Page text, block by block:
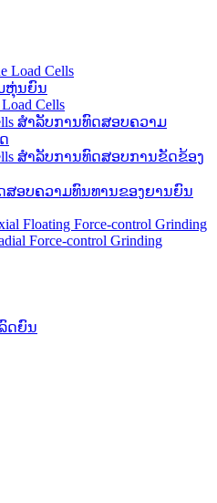
Load Cells
ຫຸ່ນຍົນ
Cells
ສໍາລັບການທົດສອບຄວາມ
ສໍາລັບການທົດສອບການຂັດຂ້ອງ
ສອບຄວາມທົນທານຂອງຍານຍົນ
Floating Force-control Grinding
Force-control Grinding
ດຍົນ